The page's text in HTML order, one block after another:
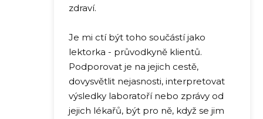
zdraví.
Je mi ctí být toho součástí jako
lektorka - průvodkyně klientů.
Podporovat je na jejich cestě,
dovysvětlit nejasnosti, interpretovat
výsledky laboratoří nebo zprávy od
jejich lékařů, být pro ně, když se jim